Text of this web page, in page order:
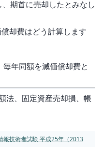
期首に売却したとみなし
却費はどう計算します
年同額を減価償却費と
法、固定資産売却損、帳
報技術者試験 平成25年（2013